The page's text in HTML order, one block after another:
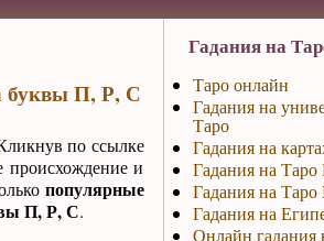
буквы П, Р, С
по ссылке
и
популярные
П, Р, С.
Гадания на
Таро онлайн
Гадания на
Таро
Гадания на
Гадания на Таро
Гадания на
Гадания на
Онлайн